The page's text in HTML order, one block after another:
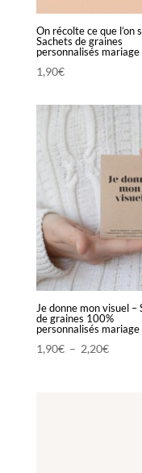
On récolte ce que l’on
Sachets de graines
personnalisés
1,90€
Je donne mon visuel –
de graines 100%
personnalisés mariage
1,90€ – 2,20€Plage